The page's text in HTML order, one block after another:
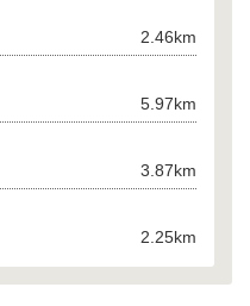
2.46km
5.97km
3.87km
2.25km